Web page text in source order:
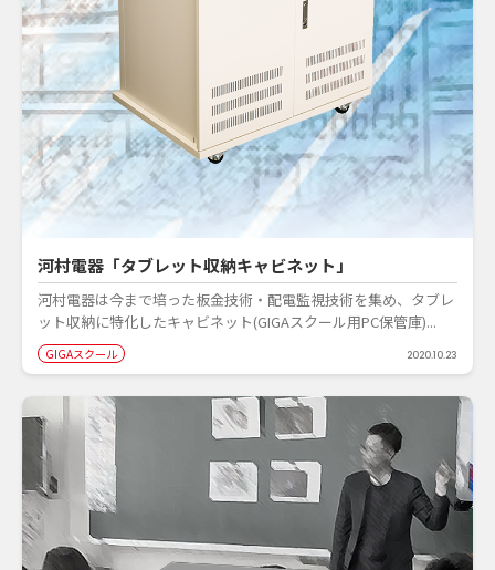
河村電器「タブレット収納キャビネット」
河村電器は今まで培った板金技術・配電監視技術を集め、タブレ
ット収納に特化したキャビネット(GIGAスクール用PC保管庫)...
GIGAスクール 2020.10.23